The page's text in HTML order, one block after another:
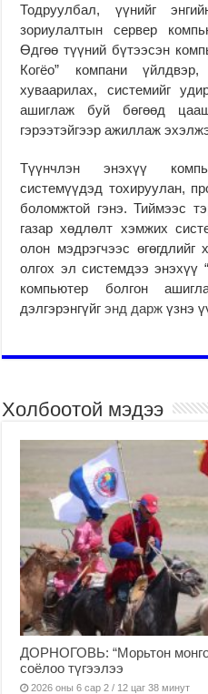
Тодруулбал, үүнийг
зориулалтын сервер
Өдгөө түүний бүтээсэн
Когёо” компани
хуваарилах, системийг
ашиглаж буй бөгөөд
гэрээтэйгээр ажиллаж
Түүнчлэн энэхүү
системүүдэд тохируулан,
боломжтой гэнэ. Тиймээс
газар хөдлөлт хэмжих
олон мэдрэгчээс
олгох эл системдээ энэхүү
компьютер болгон
дэлгэрэнгүйгэнд дарж үзнэ
Холбоотой мэдээ
ДОРНОГОВЬ: “Морьтон
соёлоо түгээлээ
2026 оны 6 сар 2 / 12 цаг 38 минут